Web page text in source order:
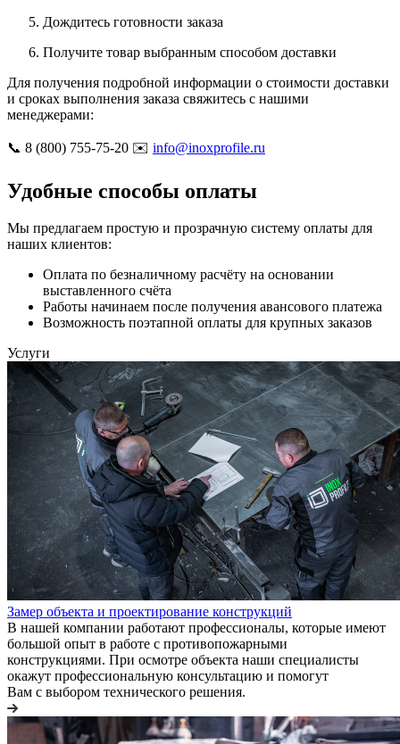
Дождитесь готовности заказа
Получите товар выбранным способом доставки
Для получения подробной информации о стоимости доставки
и сроках выполнения заказа свяжитесь с нашими
менеджерами:
📞 8 (800) 755-75-20 ✉️ info@inoxprofile.ru
Удобные способы оплаты
Мы предлагаем простую и прозрачную систему оплаты для
наших клиентов:
Оплата по безналичному расчёту на основании
выставленного счёта
Работы начинаем после получения авансового платежа
Возможность поэтапной оплаты для крупных заказов
Услуги
Замер объекта и проектирование конструкций
В нашей компании работают профессионалы, которые имеют
большой опыт в работе с противопожарными
конструкциями. При осмотре объекта наши специалисты
окажут профессиональную консультацию и помогут
Вам с выбором технического решения.